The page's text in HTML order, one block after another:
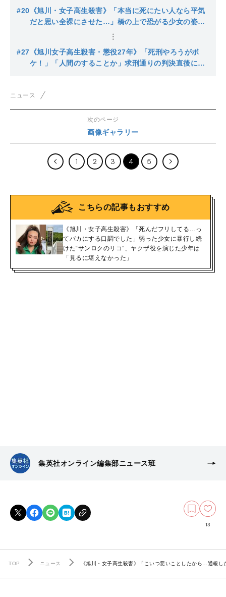
める少女を再び監禁した“暴力団員の舎弟”リコ…ラー
メンすすり動画撮影者は「怖い」
#20 《旭川・女子高生殺害》「本当に死にたい人なら平気
だと思い全裸にさせた…」橋の上で恐がる少女の姿に
「死ぬ気ないじゃん」“リコ”が公判で初めて語った主
#27 《旭川女子高生殺害・懲役27年》「死刑やろうがボ
ケ！」「人間のすることか」求刑通りの判決直後に男
ニュース
次のページ
画像ギャラリー
1 2 3 4 5
こちらの記事もおすすめ
《旭川・女子高生殺害》「死んだフリしてる…っ
てバカにする口調でした」弱った少女に暴行し続
けた“サンロクのリコ”、ヤクザ役を演じた少年は
「見るに堪えなかった」
集英社オンライン編集部ニュース班
13
TOP ニュース 《旭川・女子高生殺害》「こいつ悪いことしたから…通報